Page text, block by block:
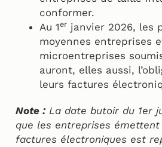
conformer.
Au 1er janvier 2026, les
moyennes entreprises
microentreprises
auront, elles aussi,
leurs factures
Note :La date butoir du 1er
que les entreprises
factures électroniques est